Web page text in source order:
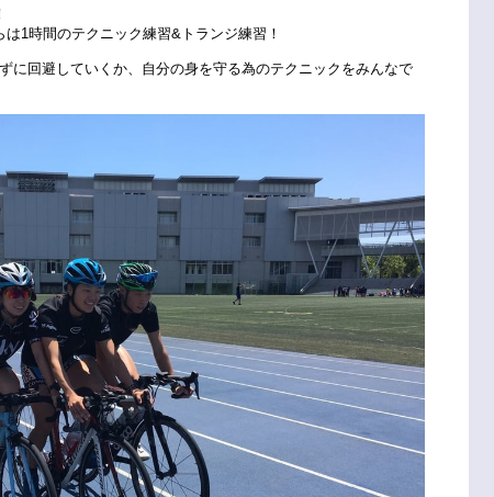
は1時間のテクニック練習&トランジ練習 ！
に回避していくか、自分の身を守る為のテクニックをみんなで